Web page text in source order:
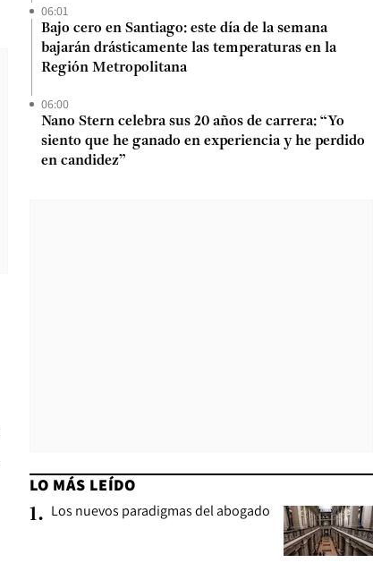
06:01
Bajo cero en Santiago: este día de la semana
bajarán drásticamente las temperaturas en la
Región Metropolitana
06:00
Nano Stern celebra sus 20 años de carrera: “Yo
siento que he ganado en experiencia y he perdido
en candidez”
LO MÁS LEÍDO
1. Los nuevos paradigmas del abogado